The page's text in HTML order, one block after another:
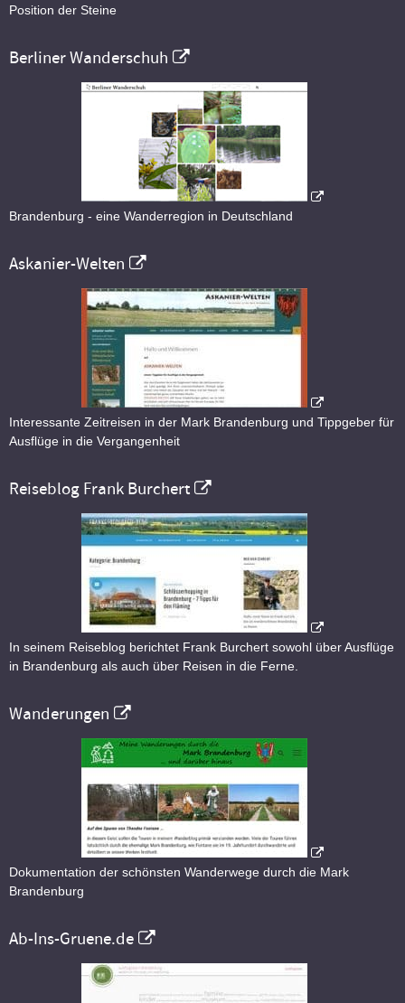
Position der Steine
Berliner Wanderschuh
Brandenburg - eine Wanderregion in Deutschland
Askanier-Welten
Interessante Zeitreisen in der Mark Brandenburg und Tippgeber für
Ausflüge in die Vergangenheit
Reiseblog Frank Burchert
In seinem Reiseblog berichtet Frank Burchert sowohl über Ausflüge
in Brandenburg als auch über Reisen in die Ferne.
Wanderungen
Dokumentation der schönsten Wanderwege durch die Mark
Brandenburg
Ab-Ins-Gruene.de